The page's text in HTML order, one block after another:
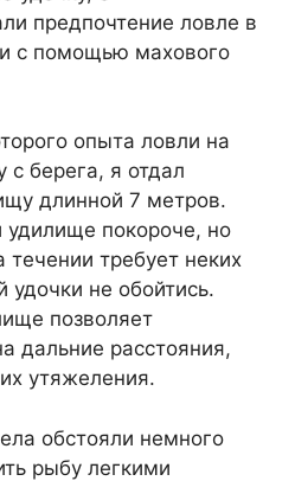
предпочтение ловле в
с помощью махового
опыта ловли на
с берега, я отдал
длинной 7 метров.
удилище покороче, но
течении требует неких
удочки не обойтись.
позволяет
дальние расстояния,
утяжеления.
обстояли немного
рыбу легкими